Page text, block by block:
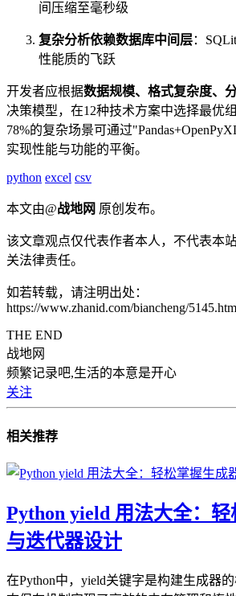
间压缩至毫秒级
复杂分析依赖数据库中间层：
性能质的飞跃
开发者应根据数据规模、格式复杂度、
决策模型，在12种技术方案中选择最优
78%的复杂场景可通过
实现性能与功能的平衡。
python excel csv
本文由@战地网 原创发布。
该文章观点仅代表作者本人，不代表本
关法律责任。
如若转载，请注明出处：
https://www.zhanid.com/biancheng/
THE END
战地网
频繁记录吧,生活的本意是开心
关注
相关推荐
Python yield 用法大全：
与迭代器设计
在Python中，yield关键字是构建生成器